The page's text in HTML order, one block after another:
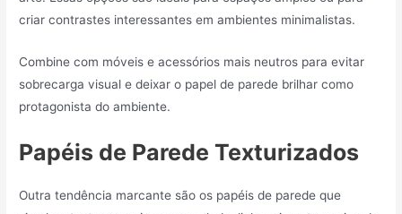
criar contrastes interessantes em ambientes minimalistas.
Combine com móveis e acessórios mais neutros para evitar
sobrecarga visual e deixar o papel de parede brilhar como
protagonista do ambiente.
Papéis de Parede Texturizados
Outra tendência marcante são os papéis de parede que